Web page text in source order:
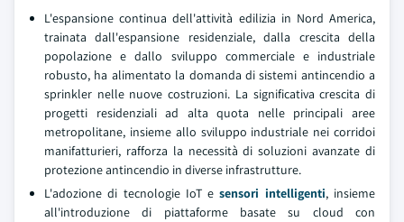
L'espansione continua dell'attività edilizia in Nord America,
trainata dall'espansione residenziale, dalla crescita della
popolazione e dallo sviluppo commerciale e industriale
robusto, ha alimentato la domanda di sistemi antincendio a
sprinkler nelle nuove costruzioni. La significativa crescita di
progetti residenziali ad alta quota nelle principali aree
metropolitane, insieme allo sviluppo industriale nei corridoi
manifatturieri, rafforza la necessità di soluzioni avanzate di
protezione antincendio in diverse infrastrutture.
L'adozione di tecnologie IoT esensori intelligenti, insieme
all'introduzione di piattaforme basate su cloud con